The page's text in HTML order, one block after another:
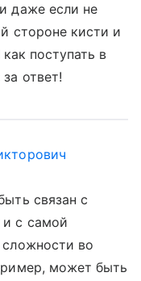
даже если не
стороне кисти и
поступать в
ответ!
связан с
с самой
во
может быть